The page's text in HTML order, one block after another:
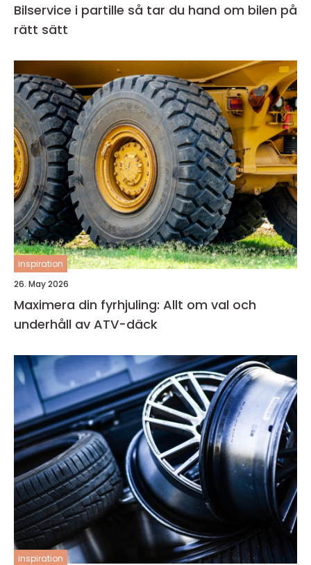
Bilservice i partille så tar du hand om bilen på
rätt sätt
inspiration
26. May 2026
Maximera din fyrhjuling: Allt om val och
underhåll av ATV-däck
inspiration